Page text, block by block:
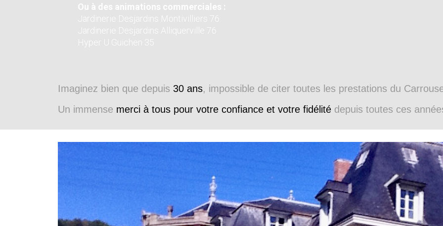
Ou à des animations commerciales :
Jardinerie Desjardins Montivilliers 76
Jardinerie Desjardins Alliquerville 76
Hyper U Guichen 35
Imaginez bien que depuis 30 ans, impossible de citer toutes les prestations du
Un immense merci à tous pour votre confiance et votre fidélité depuis toutes ces